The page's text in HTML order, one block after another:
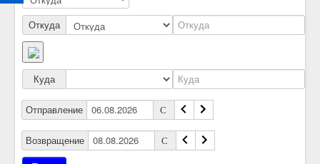
Откуда
Куда
Отправление
Возвращение